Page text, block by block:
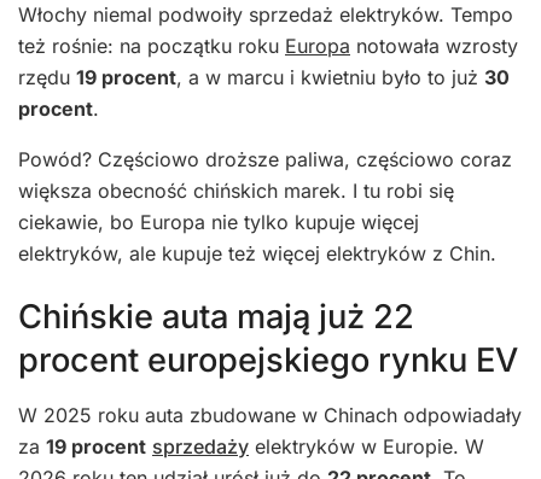
Włochy niemal podwoiły sprzedaż elektryków. Tempo
też rośnie: na początku roku Europa notowała wzrosty
rzędu 19 procent, a w marcu i kwietniu było to już 30
procent.
Powód? Częściowo droższe paliwa, częściowo coraz
większa obecność chińskich marek. I tu robi się
ciekawie, bo Europa nie tylko kupuje więcej
elektryków, ale kupuje też więcej elektryków z Chin.
Chińskie auta mają już 22
procent europejskiego rynku EV
W 2025 roku auta zbudowane w Chinach odpowiadały
za 19 procent sprzedaży elektryków w Europie. W